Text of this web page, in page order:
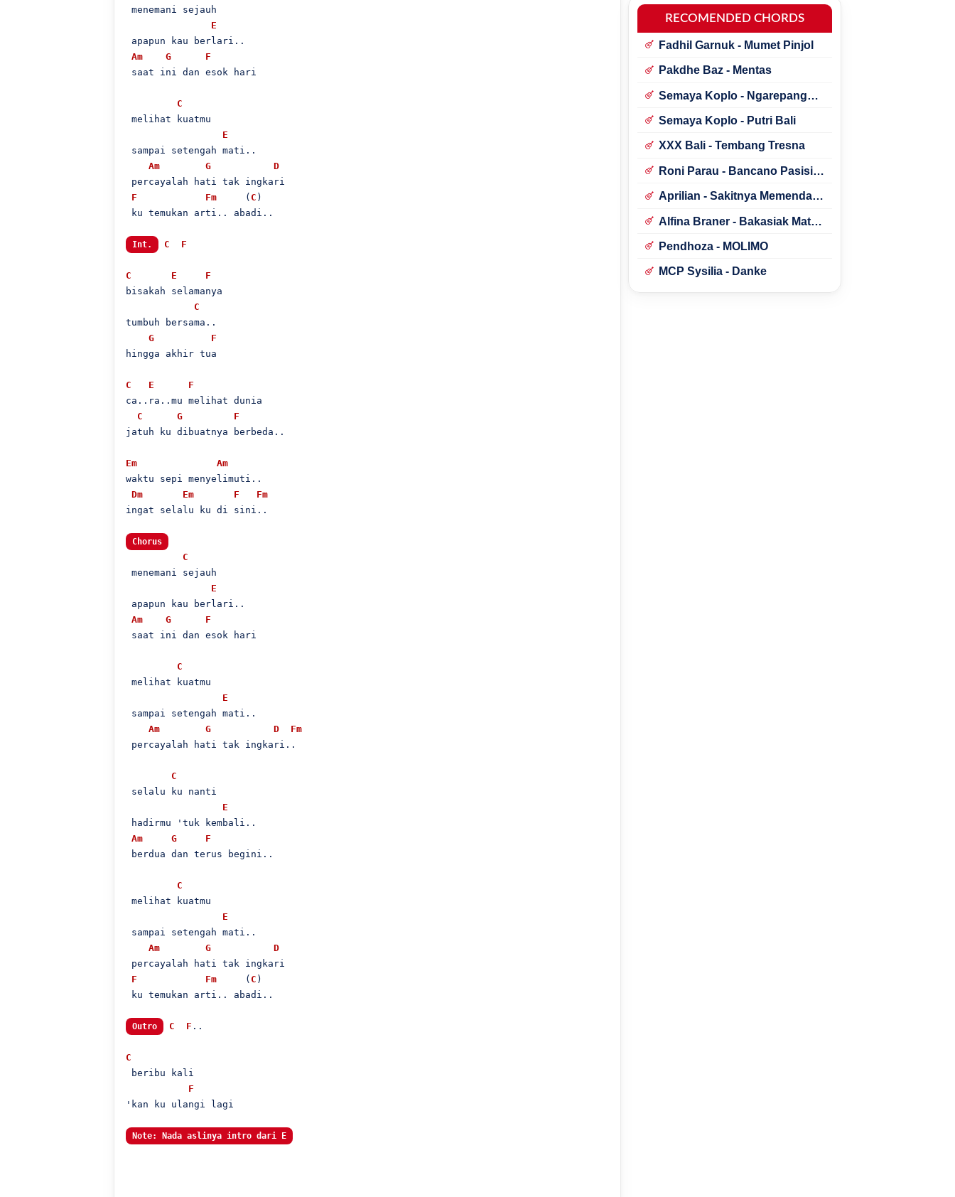
menemani sejauh
E
apapun kau berlari..
Am
G
F
saat ini dan esok hari
C
melihat kuatmu
E
sampai setengah mati..
Am
G
D
percayalah hati tak ingkari
F
Fm
     (
C )
ku temukan arti.. abadi..
Int. C F
C E
F
bisakah selamanya
C
tumbuh bersama..
G
F
hingga akhir tua
C E
F
ca..ra..mu melihat dunia
C
G
F
jatuh ku dibuatnya berbeda..
Em
Am
waktu sepi menyelimuti..
Dm
Em F
Fm
ingat selalu ku di sini..
Chorus
C
menemani sejauh
E
apapun kau berlari..
Am
G
F
saat ini dan esok hari
C
melihat kuatmu
E
sampai setengah mati..
Am
G D
Fm
percayalah hati tak ingkari..
C
selalu ku nanti
E
hadirmu 'tuk kembali..
Am
G
F
berdua dan terus begini..
C
melihat kuatmu
E
sampai setengah mati..
Am
G
D
percayalah hati tak ingkari
F
Fm
     (
C )
ku temukan arti.. abadi..
Outro C F ..
C
beribu kali
F
'kan ku ulangi lagi
Note: Nada aslinya intro dari E
RECOMENDED CHORDS
Fadhil Garnuk - Mumet Pinjol
Pakdhe Baz - Mentas
Semaya Koplo - Ngarepang
Semaya Koplo - Putri Bali
XXX Bali - Tembang Tresna
Roni Parau - Bancano Pasisia
Aprilian - Sakitnya Memendam
Alfina Braner - Bakasiak Mato
Pendhoza - MOLIMO
MCP Sysilia - Danke